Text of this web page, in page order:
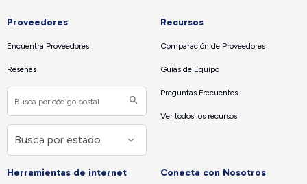
Proveedores
Encuentra Proveedores
Reseñas
Recursos
Comparación de Proveedores
Guías de Equipo
Preguntas Frecuentes
Ver todos los recursos
Herramientas de internet Conecta con Nosotros